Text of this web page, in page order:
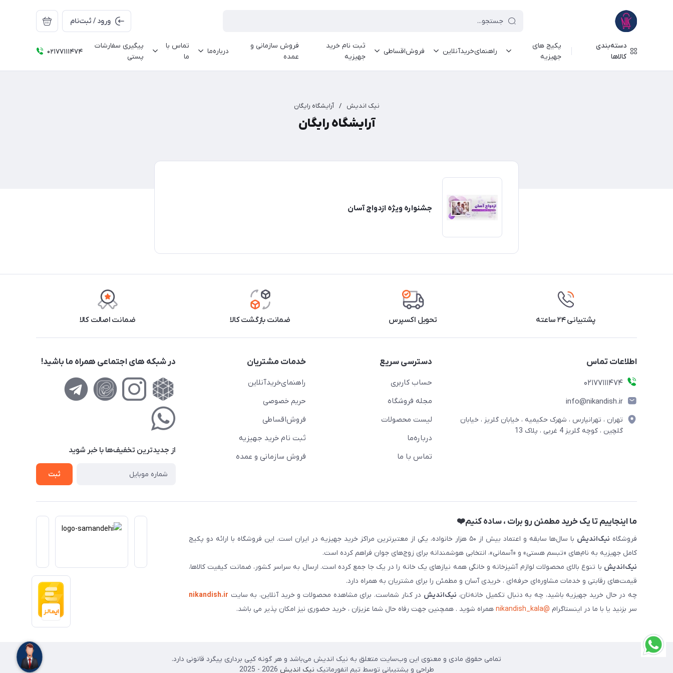
ورود / ثبت‌نام
دسته‌بندی
کالاها
پکیج های
جهیزیه
راهنمای‌خرید‌آنلاین فروش‌اقساطی
ثبت نام خرید
جهیزیه
فروش سازمانی و
عمده
درباره‌ما
تماس با
ما
پیگیری سفارشات
پستی
02177111474
نیک اندیش / آرایشگاه رایگان
آرایشگاه رایگان
جشنواره ویژه ازدواج آسان
پشتیبانی ۲۴ ساعته تحویل اکسپرس ضمانت بازگشت کالا ضمانت اصالت کالا
اطلاعات تماس
02177111474
info@nikandish.ir
تهران ، تهرانپارس ، شهرک حکیمیه ، خیابان گلریز ، خیابان
گلچین ، کوچه گلریز 4 غربی ، پلاک 13
دسترسی سریع
حساب کاربری
مجله فروشگاه
لیست محصولات
درباره‌ما
تماس با ما
خدمات مشتریان
راهنمای‌خرید‌آنلاین
حریم خصوصی
فروش‌اقساطی
ثبت نام خرید جهیزیه
فروش سازمانی و عمده
در شبکه های اجتماعی همراه ما باشید!
از جدید‌ترین تخفیف‌ها با‌ خبر شوید
ثبت
ما اینجاییم تا یک خرید مطمئن رو برات ، ساده کنیم❤️
فروشگاه نیک‌اندیش
با سال‌ها سابقه و اعتماد بیش از ۵۰ هزار خانواده، یکی از معتبرترین مراکز خرید جهیزیه در ایران است. این فروشگاه با ارائه دو پکیج
کامل جهیزیه به نام‌های «تبسم هستی» و «آسمانی»، انتخابی هوشمندانه برای زوج‌های جوان فراهم کرده است.
نیک‌اندیش با تنوع بالای محصولات لوازم آشپزخانه و خانگی همه نیازهای یک خانه را در یک جا جمع کرده است. ارسال به سراسر کشور، ضمانت کیفیت کالاها،
قیمت‌های رقابتی و خدمات مشاوره‌ای حرفه‌ای ، خریدی آسان و مطمئن را برای مشتریان به همراه دارد.
چه در حال خرید جهیزیه باشید، چه به دنبال تکمیل خانه‌تان، نیک‌اندیش در کنار شماست. برای مشاهده محصولات و خرید آنلاین، به سایت nikandish.ir
سر بزنید یا با ما در اینستاگرام @nikandish_kala همراه شوید . همچنین جهت رفاه حال شما عزیزان ، خرید حضوری نیز امکان پذیر می باشد.
تمامی حقوق مادی و معنوی این وب‌سایت متعلق به نیک اندیش می‌باشد و هر گونه کپی برداری پیگرد قانونی دارد.
طراحی و پشتیبانی توسط تیم انفورماتیک نیک اندیش 2026 - 2025